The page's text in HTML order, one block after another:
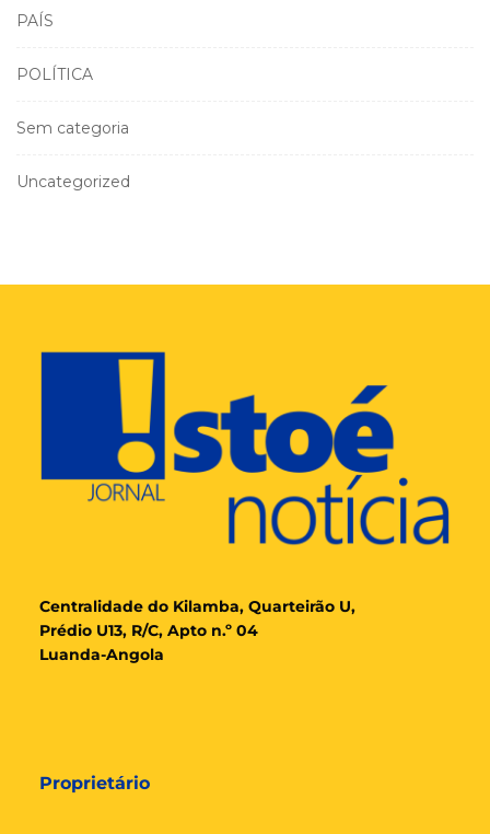
PAÍS
POLÍTICA
Sem categoria
Uncategorized
Centralidade do Kilamba, Quarteirão U,
Prédio U13, R/C, Apto n.º 04
Luanda-Angola
Proprietário